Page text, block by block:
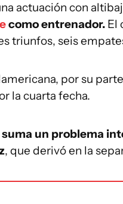
actuación con
como entrenador. El
triunfos, seis
por su
la cuarta fecha.
suma un problema
, que derivó en la